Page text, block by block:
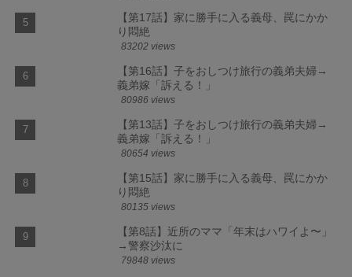
【第17話】家に勝手に入る義母、罠にかか
り悶絶
83202 views
【第16話】子をおしつけ旅行の義弟夫婦→
義弟嫁「訴える！」
80986 views
【第13話】子をおしつけ旅行の義弟夫婦→
義弟嫁「訴える！」
80654 views
【第15話】家に勝手に入る義母、罠にかか
り悶絶
80135 views
【第8話】近所のママ「年末はハワイよ〜」
→警察沙汰に
79848 views